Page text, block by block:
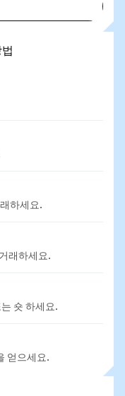
하세요.
래하세요.
숏 하세요.
얻으세요.